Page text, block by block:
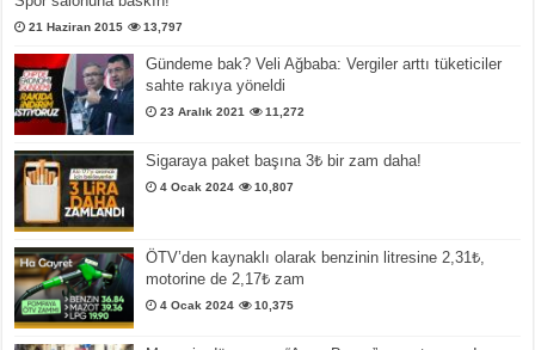
21 Haziran 2015 13,797
Gündeme bak? Veli Ağbaba: Vergiler arttı tüketiciler
sahte rakıya yöneldi
23 Aralık 2021 11,272
Sigaraya paket başına 3₺ bir zam daha!
4 Ocak 2024 10,807
ÖTV’den kaynaklı olarak benzinin litresine 2,31₺,
motorine de 2,17₺ zam
4 Ocak 2024 10,375